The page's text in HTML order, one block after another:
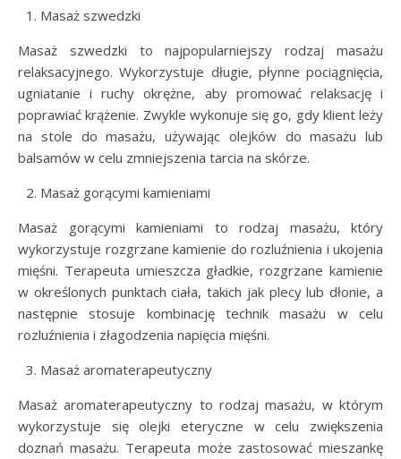
Masaż szwedzki
Masaż szwedzki to najpopularniejszy rodzaj masażu
relaksacyjnego. Wykorzystuje długie, płynne pociągnięcia,
ugniatanie i ruchy okrężne, aby promować relaksację i
poprawiać krążenie. Zwykle wykonuje się go, gdy klient leży
na stole do masażu, używając olejków do masażu lub
balsamów w celu zmniejszenia tarcia na skórze.
Masaż gorącymi kamieniami
Masaż gorącymi kamieniami to rodzaj masażu, który
wykorzystuje rozgrzane kamienie do rozluźnienia i ukojenia
mięśni. Terapeuta umieszcza gładkie, rozgrzane kamienie
w określonych punktach ciała, takich jak plecy lub dłonie, a
następnie stosuje kombinację technik masażu w celu
rozluźnienia i złagodzenia napięcia mięśni.
Masaż aromaterapeutyczny
Masaż aromaterapeutyczny to rodzaj masażu, w którym
wykorzystuje się olejki eteryczne w celu zwiększenia
doznań masażu. Terapeuta może zastosować mieszankę